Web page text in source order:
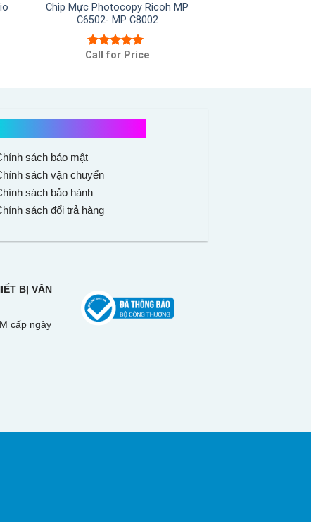
Chip Mực Photocopy Ricoh MP
C6502- MP C8002
Được xếp
Call for Price
sách bảo mật
sách vận chuyển
sách bảo hành
sách đổi trả hàng
BỊ VĂN
cấp ngày